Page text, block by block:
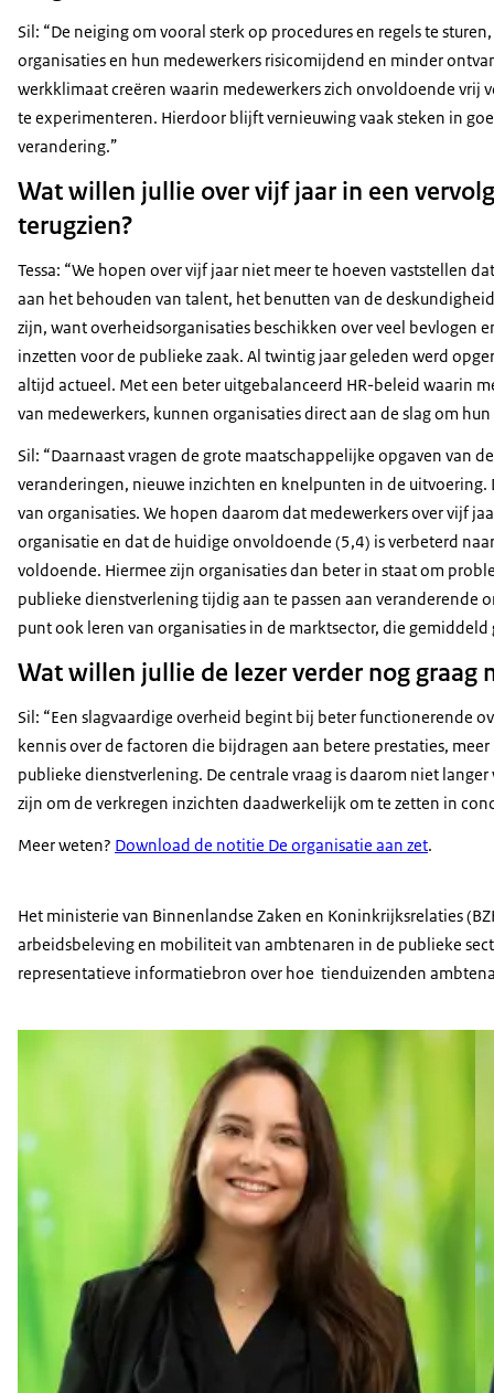
Sil: “De neiging om vooral sterk op procedures en regels te
organisaties en hun medewerkers risicomijdend en minder
werkklimaat creëren waarin medewerkers zich onvoldoende vrij
te experimenteren. Hierdoor blijft vernieuwing vaak steken in
verandering.”
Wat willen jullie over vijf jaar in een
terugzien?
Tessa: “We hopen over vijf jaar niet meer te hoeven vaststellen
aan het behouden van talent, het benutten van de
zijn, want overheidsorganisaties beschikken over veel bevlogen
inzetten voor de publieke zaak. Al twintig jaar geleden werd
altijd actueel. Met een beter uitgebalanceerd HR-beleid waarin
van medewerkers, kunnen organisaties direct aan de slag om
Sil: “Daarnaast vragen de grote maatschappelijke opgaven van
veranderingen, nieuwe inzichten en knelpunten in de
van organisaties. We hopen daarom dat medewerkers over vijf
organisatie en dat de huidige onvoldoende (5,4) is verbeterd
voldoende. Hiermee zijn organisaties dan beter in staat om
publieke dienstverlening tijdig aan te passen aan veranderende
punt ook leren van organisaties in de marktsector, die
Wat willen jullie de lezer verder nog graag
Sil: “Een slagvaardige overheid begint bij beter functionerende
kennis over de factoren die bijdragen aan betere prestaties,
publieke dienstverlening. De centrale vraag is daarom niet
zijn om de verkregen inzichten daadwerkelijk om te zetten in
Meer weten? Download de notitie De organisatie aan zet.
Het ministerie van Binnenlandse Zaken en Koninkrijksrelaties
arbeidsbeleving en mobiliteit van ambtenaren in de publieke
representatieve informatiebron over hoe tienduizenden